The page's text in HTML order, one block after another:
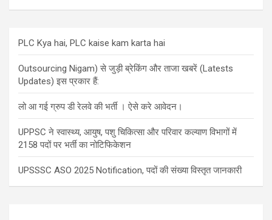
PLC Kya hai, PLC kaise kam karta hai
Outsourcing Nigam) से जुड़ी ब्रेकिंग और ताजा खबरें (Latests
Updates) इस प्रकार हैं:
लो आ गई ग्रुप डी रेलवे की भर्ती । ऐसे करे आवेदन।
UPPSC ने स्वास्थ्य, आयुष, पशु चिकित्सा और परिवार कल्याण विभागों में
2158 पदों पर भर्ती का नोटिफिकेशन
UPSSSC ASO 2025 Notification, पदों की संख्या विस्तृत जानकारी